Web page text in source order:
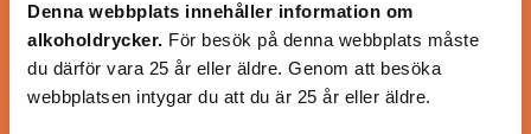
Denna webbplats innehåller information om
alkoholdrycker. För besök på denna webbplats måste
du därför vara 25 år eller äldre. Genom att besöka
webbplatsen intygar du att du är 25 år eller äldre.